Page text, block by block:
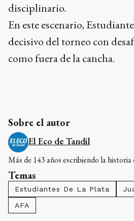
disciplinario.
En este escenario,
decisivo del torneo con
como fuera de la cancha.
Sobre el autor
El Eco de Tandil
Más de 143 años escribiendo la historia
Temas
Estudiantes De La Plata
AFA